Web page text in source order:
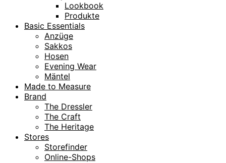
Lookbook
Produkte
Basic Essentials
Anzüge
Sakkos
Hosen
Evening Wear
Mäntel
Made to Measure
Brand
The Dressler
The Craft
The Heritage
Stores
Storefinder
Online-Shops